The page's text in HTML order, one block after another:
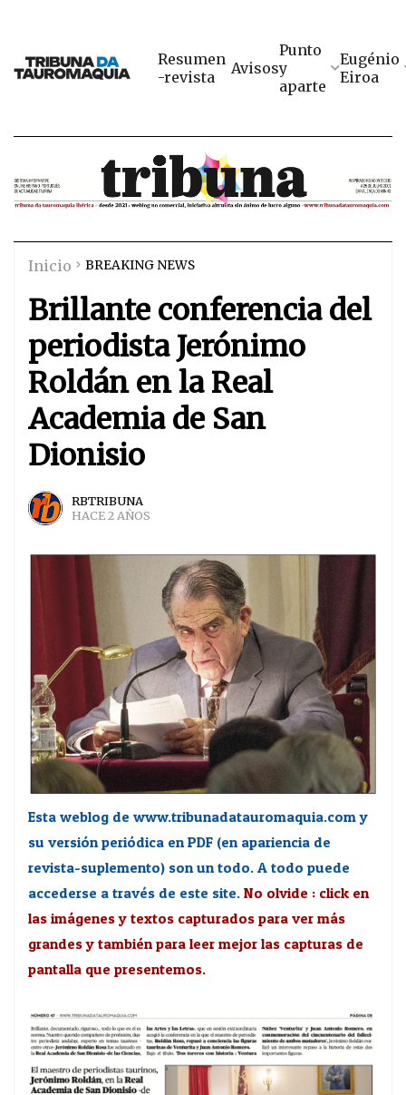
Resumen
-revista
Avisos
Punto
y
aparte
Eugénio
Eiroa
Inicio BREAKING NEWS
Brillante conferencia del
periodista Jerónimo
Roldán en la Real
Academia de San
Dionisio
RBTRIBUNA
HACE 2 AÑOS
Esta weblog de www.tribunadatauromaquia.com y
su versión periódica en PDF (en apariencia de
revista-suplemento) son un todo. A todo puede
accederse a través de este site. No olvide : click en
las imágenes y textos capturados para ver más
grandes y también para leer mejor las capturas de
pantalla que presentemos.